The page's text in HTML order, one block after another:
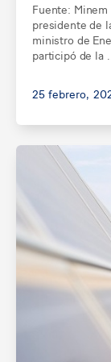
Fuente:
presidente de
ministro de
participó de la ...
25 febrero,